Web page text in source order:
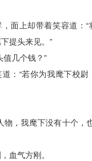
面上却带着笑容道：“
提头来见。”
值几个钱？”
：“若你为我麾下校
物，我麾下没有十个，
血气方刚。